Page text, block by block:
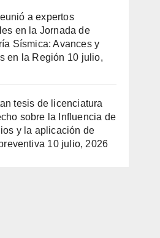
a expertos
en la Jornada de
Sísmica: Avances y
en la Región 10 julio,
tesis de licenciatura
sobre la Influencia de
y la aplicación de
10 julio, 2026